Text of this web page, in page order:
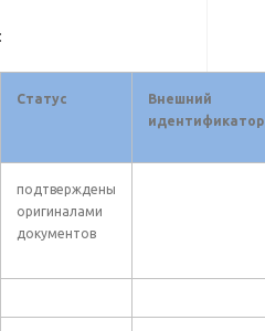
Статус
Внешний
идентификатор
подтверждены
оригиналами
документов